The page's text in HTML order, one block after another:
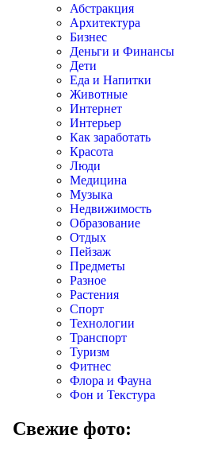
Абстракция
Архитектура
Бизнес
Деньги и Финансы
Дети
Еда и Напитки
Животные
Интернет
Интерьер
Как заработать
Красота
Люди
Медицина
Музыка
Недвижимость
Образование
Отдых
Пейзаж
Предметы
Разное
Растения
Спорт
Технологии
Транспорт
Туризм
Фитнес
Флора и Фауна
Фон и Текстура
Свежие фото: